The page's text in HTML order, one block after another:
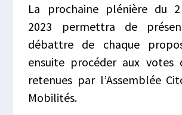
La prochaine plénière du
2023 permettra de
débattre de chaque
ensuite procéder aux votes
retenues par l’Assemblée
Mobilités.